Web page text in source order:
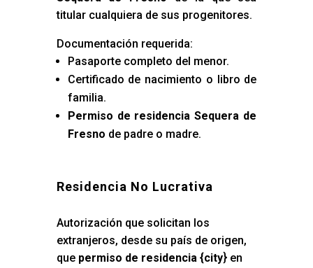
titular cualquiera de sus progenitores.
Documentación requerida:
Pasaporte completo del menor.
Certificado de nacimiento o libro de
familia.
Permiso de residencia Sequera de
Fresno de padre o madre.
Residencia No Lucrativa
Autorización que solicitan los
extranjeros, desde su país de origen,
que permiso de residencia {city} en